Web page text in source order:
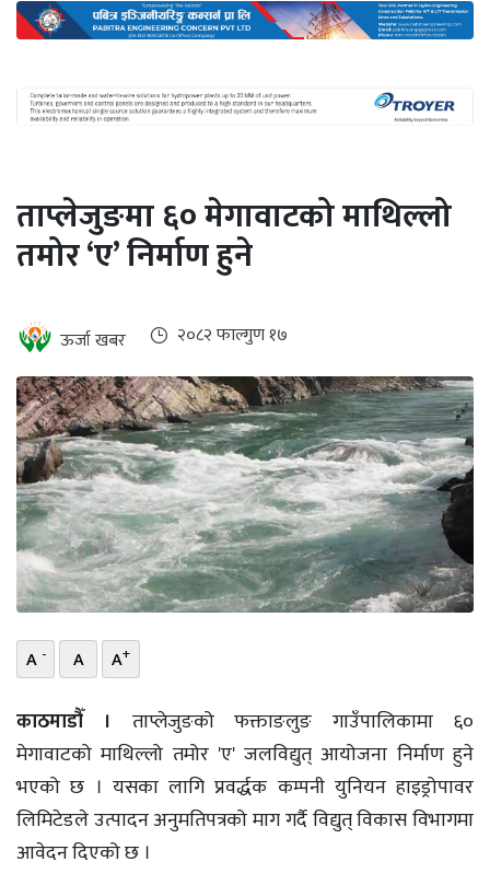
ऊर्जा
दक्षता
खबर
हरित
इभी
सम्पादकीय
बैंक
पर्यटन
भिडियो
छापा
खोज
प्रोफाइल
ऊर्जा
विशेष
ताप्लेजुङमा ६० मेगावाटको माथिल्लो
तमोर ‘ए’ निर्माण हुने
ऊर्जा खबर २०८२ फाल्गुण १७
A - A A+
काठमाडौँ । ताप्लेजुङको फक्ताङलुङ गाउँपालिकामा ६०
मेगावाटको माथिल्लो तमोर 'ए' जलविद्युत् आयोजना निर्माण हुने
भएको छ । यसका लागि प्रवर्द्धक कम्पनी युनियन हाइड्रोपावर
लिमिटेडले उत्पादन अनुमतिपत्रको माग गर्दै विद्युत् विकास विभागमा
आवेदन दिएको छ ।